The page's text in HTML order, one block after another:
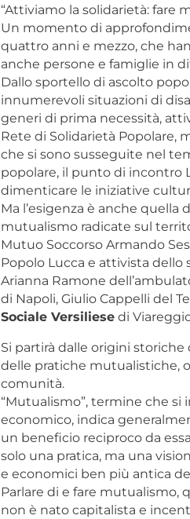
“Attiviamo la solidarietà: fare
Un momento di
quattro anni e mezzo, che
anche persone e famiglie in
Dallo sportello di ascolto
innumerevoli situazioni di
generi di prima necessità,
Rete di Solidarietà Popolare,
che si sono susseguite nel
popolare, il punto di incontro
dimenticare le iniziative
Ma l’esigenza è anche
mutualismo radicate sul
Mutuo Soccorso Armando
Popolo Lucca e attivista
Arianna Ramone
di Napoli, Giulio Cappelli del
Sociale Versiliesedi
Si partirà dalle origini
delle pratiche mutualistiche,
comunità.
“Mutualismo”, termine che si
economico, indica
un beneficio reciproco da
solo una pratica, ma una
e economici ben più antica
Parlare di e fare
non è nato capitalista e